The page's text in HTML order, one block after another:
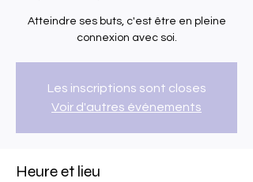
Atteindre ses buts, c'est être en pleine
connexion avec soi.
Les inscriptions sont closes
Voir d'autres événements
Heure et lieu